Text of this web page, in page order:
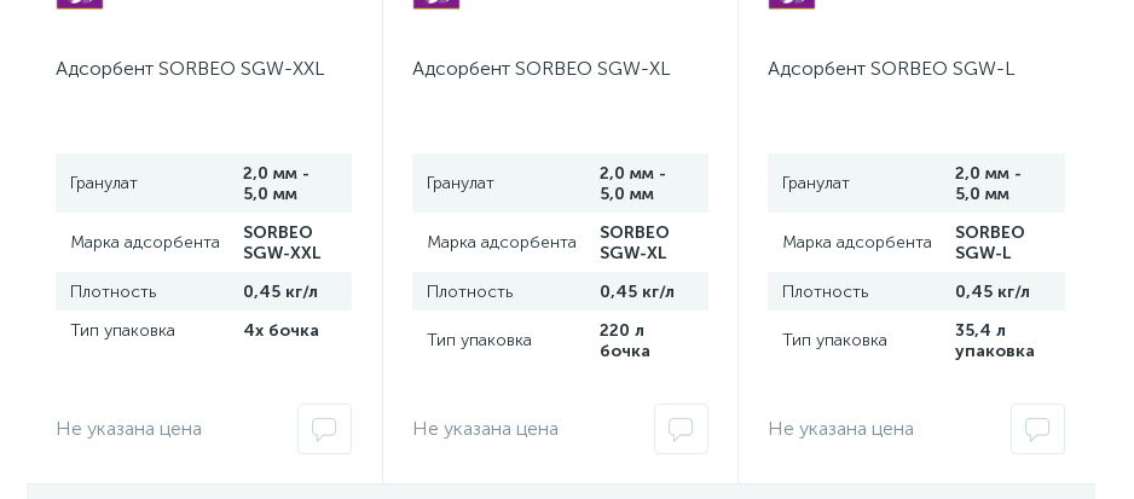
Адсорбент SORBEO SGW-XXL
Гранулат
2,0 мм -
5,0 мм
Марка адсорбента
SORBEO
SGW-XXL
Плотность
0,45 кг/л
Тип упаковка
4х бочка
Не указана цена
Адсорбент SORBEO SGW-XL
Гранулат
2,0 мм -
5,0 мм
Марка адсорбента
SORBEO
SGW-XL
Плотность
0,45 кг/л
Тип упаковка
220 л
бочка
Не указана цена
Адсорбент SORBEO SGW-L
Гранулат
2,0 мм -
5,0 мм
Марка адсорбента
SORBEO
SGW-L
Плотность
0,45 кг/л
Тип упаковка
35,4 л
упаковка
Не указана цена